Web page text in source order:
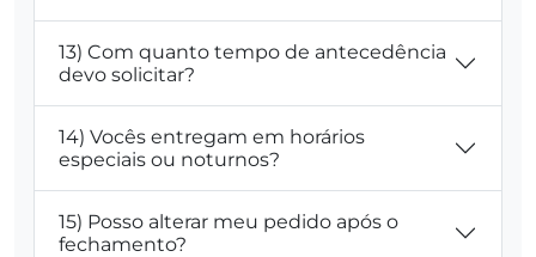
13) Com quanto tempo de antecedência
devo solicitar?
14) Vocês entregam em horários
especiais ou noturnos?
15) Posso alterar meu pedido após o
fechamento?